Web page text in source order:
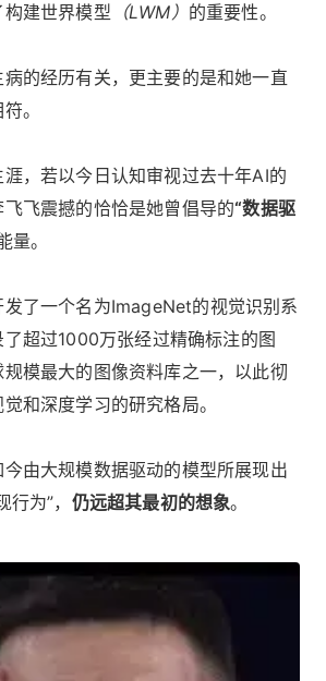
建世界模型 （LWM） 的重要性。
的经历有关，更主要的是和她一直
。
，若以今日认知审视过去十年AI的
飞震撼的恰恰是她曾倡导的“数据驱
量。
发了一个名为ImageNet的视觉识别系
超过1000万张经过精确标注的图
模最大的图像资料库之一，以此彻
和深度学习的研究格局。
由大规模数据驱动的模型所展现出
为”， 仍远超其最初的想象。